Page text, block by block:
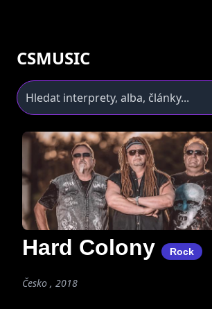
CSMUSIC
Hard Colony Rock
Česko , 2018